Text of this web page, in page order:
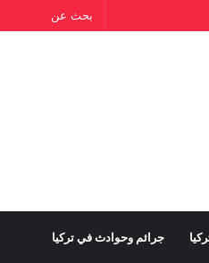
جرائم وحوادث في تركيا